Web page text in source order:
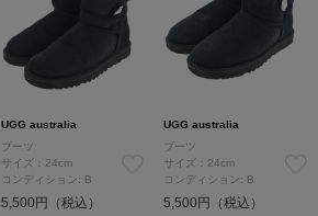
UGG australia
ブーツ
サイズ：24cm
コンディション: B
5,500円（税込）
UGG australia
ブーツ
サイズ：24cm
コンディション: B
5,500円（税込）